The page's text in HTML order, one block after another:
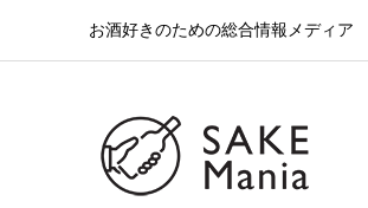
お酒好きのための総合情報メディア